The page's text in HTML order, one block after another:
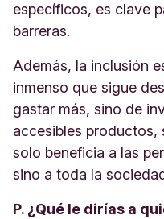
específicos, es clave
barreras.
Además, la inclusión
inmenso que sigue
gastar más, sino de
accesibles productos,
solo beneficia a las
sino a toda la
P. ¿Qué le dirías a